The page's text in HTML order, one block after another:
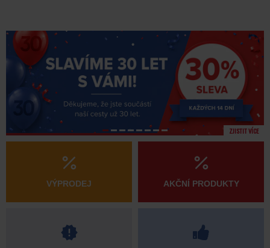
ZJISTIT VÍCE
VÝPRODEJ AKČNÍ PRODUKTY